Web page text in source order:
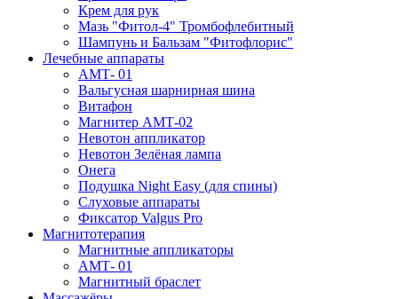
Крем для рук
Мазь "Фитол-4" Тромбофлебитный
Шампунь и Бальзам "Фитофлорис"
Лечебные аппараты
АМТ- 01
Вальгусная шарнирная шина
Витафон
Магнитер АМТ-02
Невотон аппликатор
Невотон Зелёная лампа
Онега
Подушка Night Easy (для спины)
Слуховые аппараты
Фиксатор Valgus Pro
Магнитотерапия
Магнитные аппликаторы
АМТ- 01
Магнитный браслет